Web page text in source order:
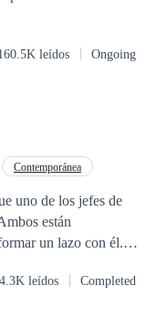
leídos Ongoing
Contemporánea
uno de los jefes de
leídos Completed